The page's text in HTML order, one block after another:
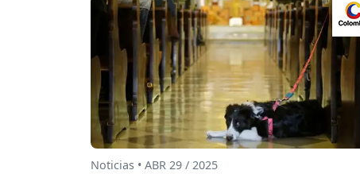
Noticias • ABR 29 / 2025